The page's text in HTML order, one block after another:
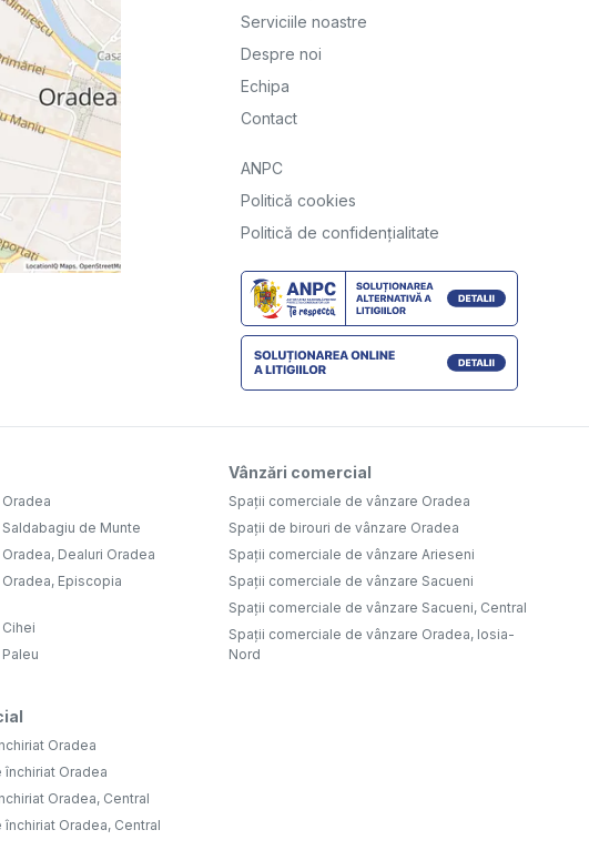
Serviciile noastre
Despre noi
Echipa
Contact
ANPC
Politică cookies
Politică de confidențialitate
de Munte
Dealuri Oradea
Episcopia
Vânzări comercial
Spații comerciale de vânzare Oradea
Spații de birouri de vânzare Oradea
Spații comerciale de vânzare Arieseni
Spații comerciale de vânzare Sacueni
Spații comerciale de vânzare Sacueni, Central
Spații comerciale de vânzare Oradea, Iosia-
Nord
Oradea
Oradea
Oradea, Central
Oradea, Central